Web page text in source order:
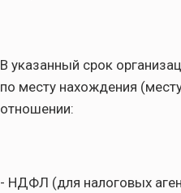
В указанный срок
по месту нахождения
отношении:
- НДФЛ (для налоговых